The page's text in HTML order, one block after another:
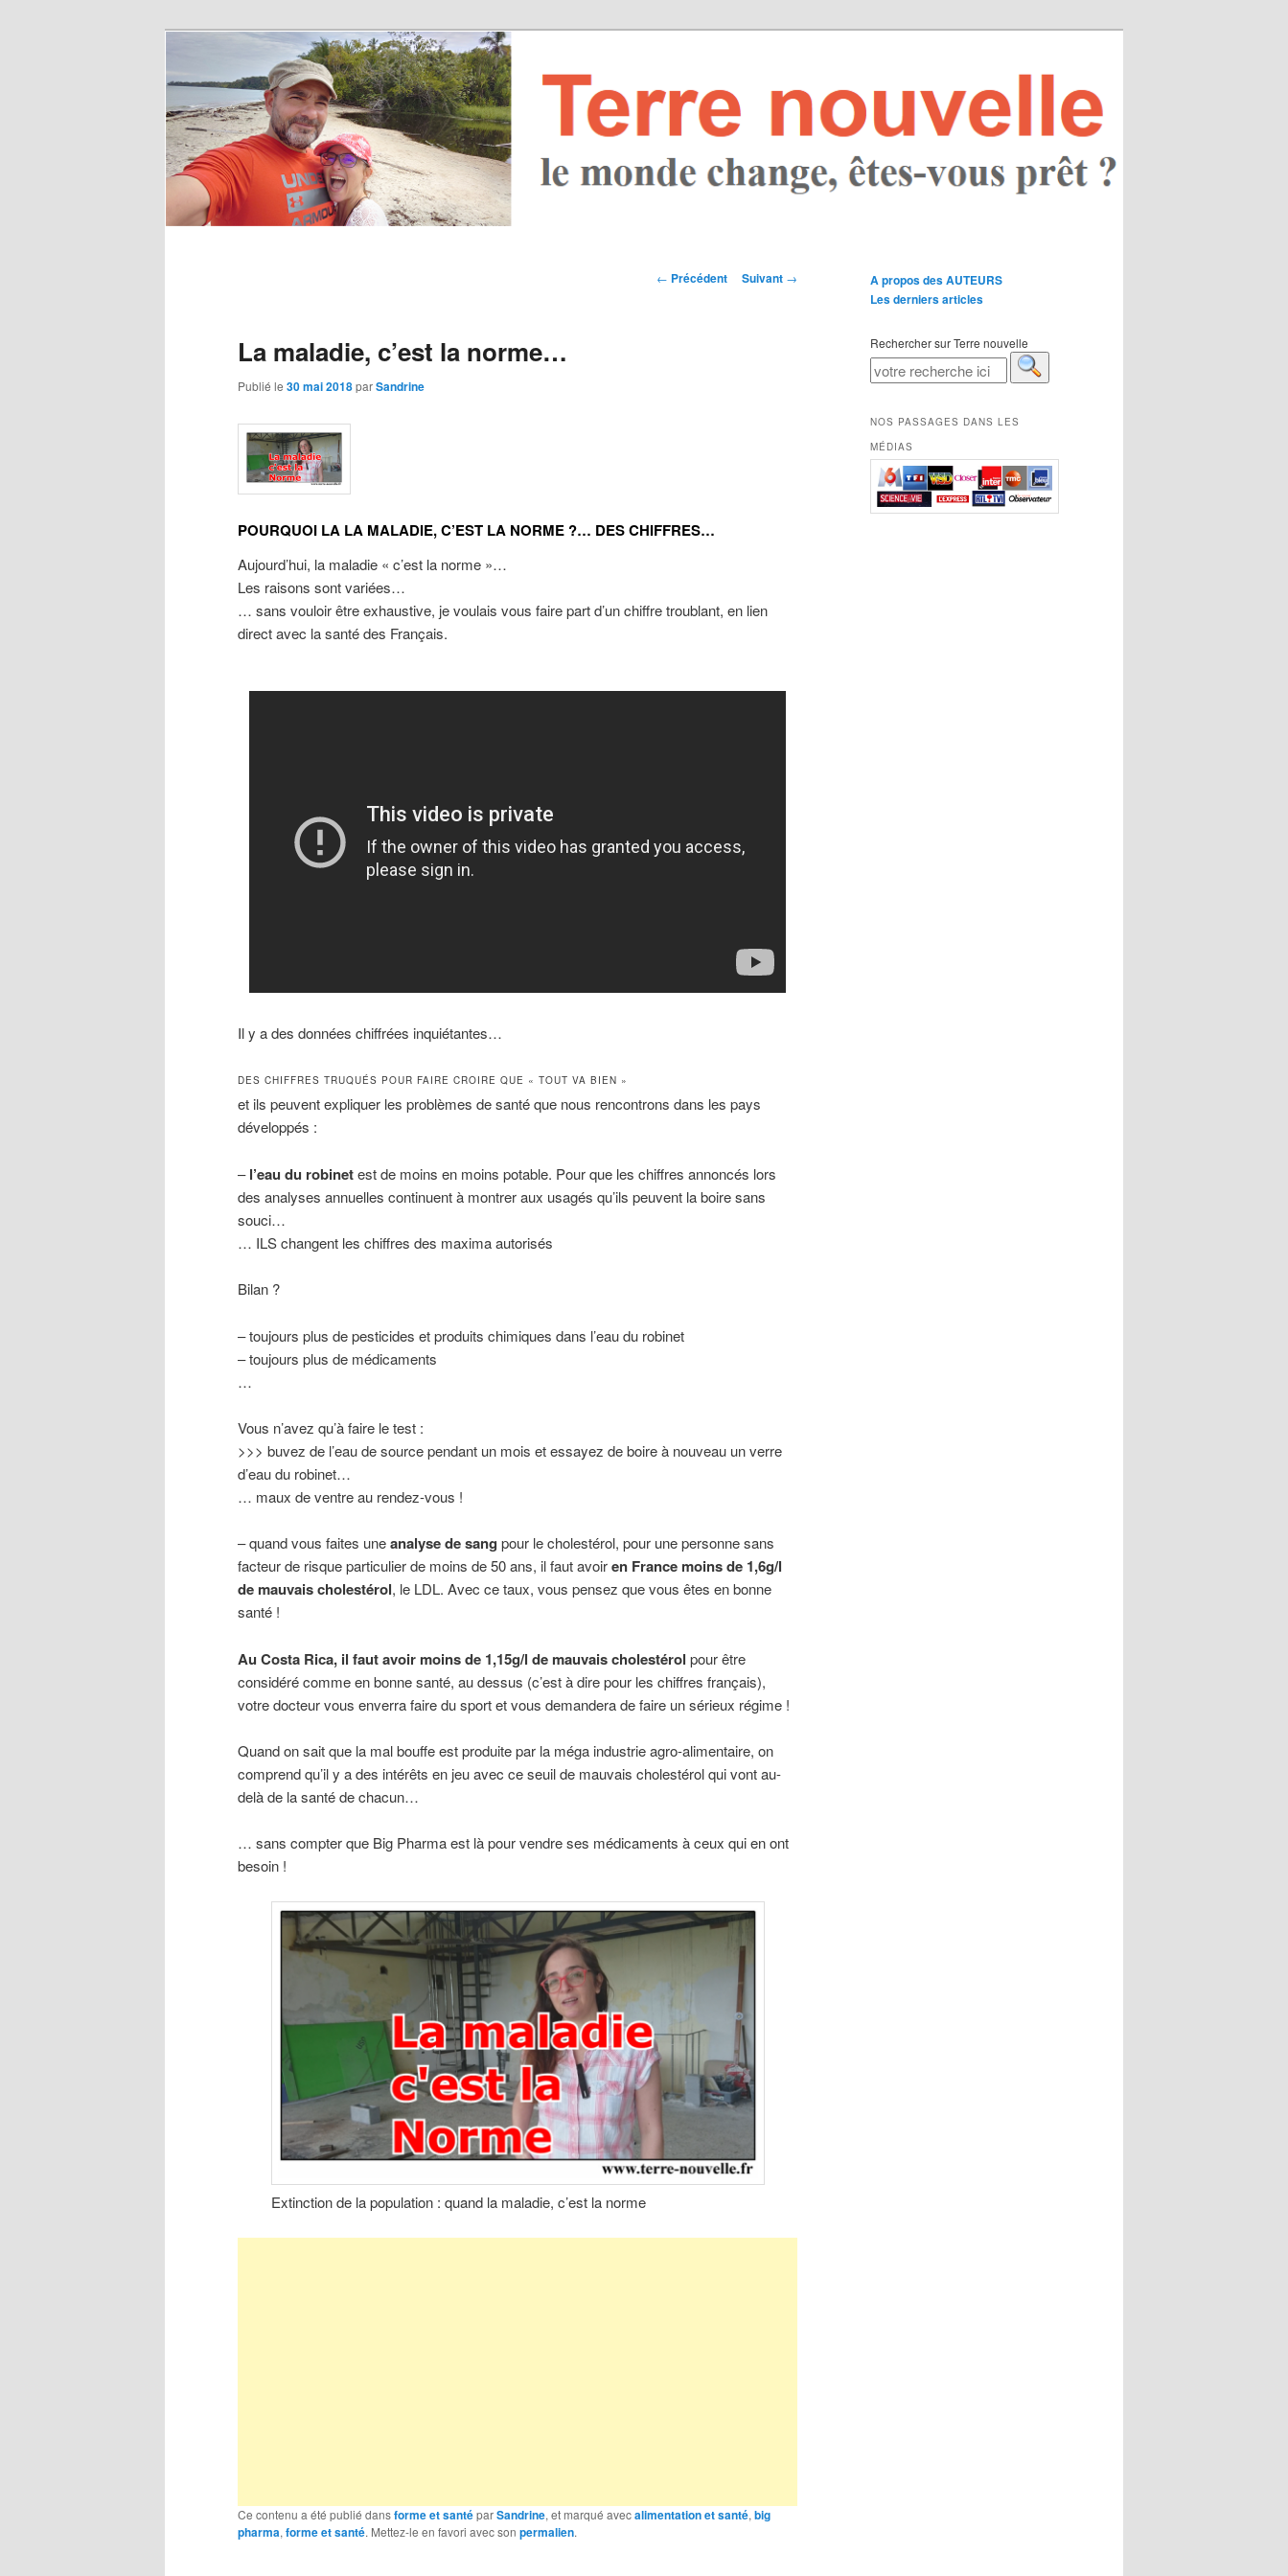
Navigation des
← Précédent Suivant →
La maladie, c’est la norme…
Publié le 30 mai 2018parSandrine
POURQUOI LA LA MALADIE, C’EST LA NORME ?… DES CHIFFRES…
Aujourd’hui, la maladie « c’est la norme »…
Les raisons sont variées…
… sans vouloir être exhaustive, je voulais vous faire part d’un chiffre troublant, en lien
direct avec la santé des Français.
Il y a des données chiffrées inquiétantes…
DES CHIFFRES TRUQUÉS POUR FAIRE CROIRE QUE « TOUT VA BIEN »
et ils peuvent expliquer les problèmes de santé que nous rencontrons dans les pays
développés :
–l’eau du robinetest de moins en moins potable. Pour que les chiffres annoncés lors
des analyses annuelles continuent à montrer aux usagés qu’ils peuvent la boire sans
souci…
… ILS changent les chiffres des maxima autorisés
Bilan ?
– toujours plus de pesticides et produits chimiques dans l’eau du robinet
– toujours plus de médicaments
…
Vous n’avez qu’à faire le test :
>>> buvez de l’eau de source pendant un mois et essayez de boire à nouveau un verre
d’eau du robinet…
… maux de ventre au rendez-vous !
– quand vous faites uneanalyse de sang pour le cholestérol, pour une personne sans
facteur de risque particulier de moins de 50 ans, il faut avoiren France moins de 1,6g/l
de mauvais cholestérol, le LDL. Avec ce taux, vous pensez que vous êtes en bonne
santé !
Au Costa Rica, il faut avoir moins de 1,15g/l de mauvais cholestérol pour être
considéré comme en bonne santé, au dessus (c’est à dire pour les chiffres français),
votre docteur vous enverra faire du sport et vous demandera de faire un sérieux régime !
Quand on sait que la mal bouffe est produite par la méga industrie agro-alimentaire, on
comprend qu’il y a des intérêts en jeu avec ce seuil de mauvais cholestérol qui vont au-
delà de la santé de chacun…
… sans compter que Big Pharma est là pour vendre ses médicaments à ceux qui en ont
besoin !
Extinction de la population : quand la maladie, c’est la norme
Ce contenu a été publié dansforme et santéparSandrine, et marqué avecalimentation et santé, big
pharma, forme et santé. Mettez-le en favori avec son permalien.
A propos des AUTEURS
Les derniers articles
Rechercher sur Terre nouvelle
NOS PASSAGES DANS LES
MÉDIAS